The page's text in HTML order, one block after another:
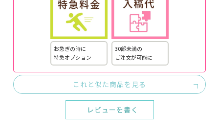
お急ぎの時に
特急オプション
30部未満の
ご注文が可能に
これと似た商品を見る
レビューを書く